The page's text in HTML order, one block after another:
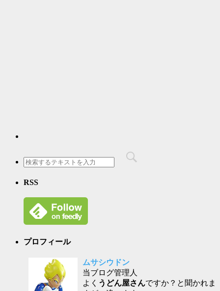
RSS
プロフィール
ムサシウドン
当ブログ管理人
よく うどん屋さんですか？と聞かれま